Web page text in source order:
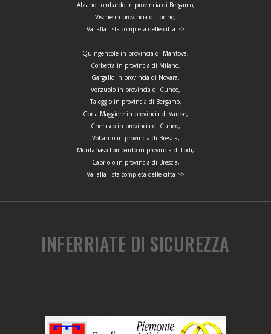
Alzano Lombardo in provincia di Bergamo,
Vische in provincia di Torino,
Vai alla lista completa delle città >>
Quingentole in provincia di Mantova,
Corbetta in provincia di Milano,
Gargallo in provincia di Novara,
Verzuolo in provincia di Cuneo,
Taleggio in provincia di Bergamo,
Gorla Maggiore in provincia di Varese,
Cherasco in provincia di Cuneo,
Vobarno in provincia di Brescia,
Montanaso Lombardo in provincia di Lodi,
Capriolo in provincia di Brescia,
Vai alla lista completa delle città >>
INFERRIATE DI SICUREZZA